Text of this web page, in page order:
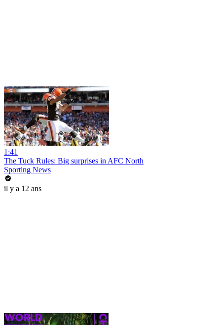
1:41
The Tuck Rules: Big surprises in AFC North
Sporting News
il y a 12 ans